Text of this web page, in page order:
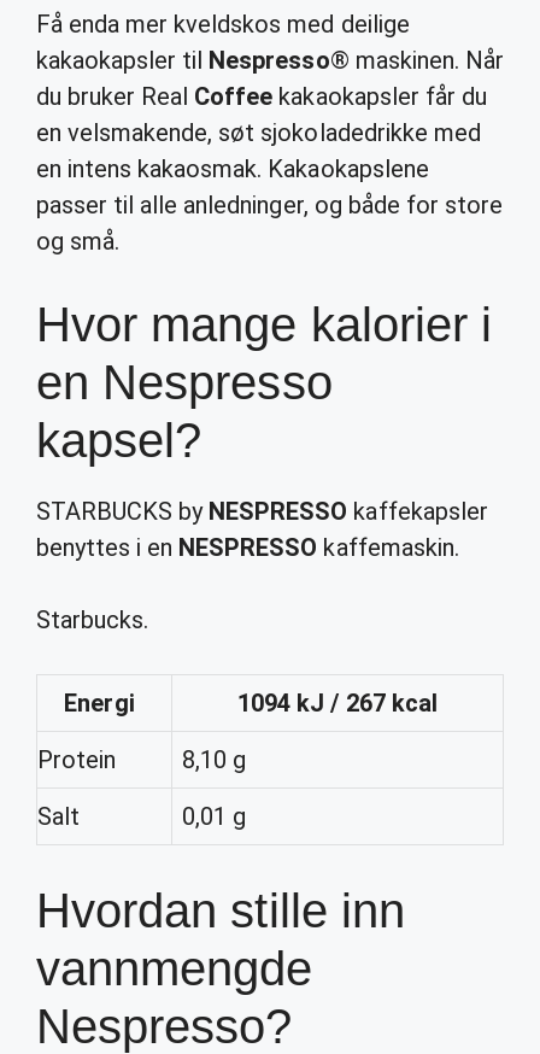
Få enda mer kveldskos med deilige
kakaokapsler til Nespresso® maskinen. Når
du bruker Real Coffee kakaokapsler får du
en velsmakende, søt sjokoladedrikke med
en intens kakaosmak. Kakaokapslene
passer til alle anledninger, og både for store
og små.
Hvor mange kalorier i
en Nespresso
kapsel?
STARBUCKS by NESPRESSO kaffekapsler
benyttes i en NESPRESSO kaffemaskin.
Starbucks.
Energi
1094 kJ / 267 kcal
Protein
8,10 g
Salt
0,01 g
Hvordan stille inn
vannmengde
Nespresso?